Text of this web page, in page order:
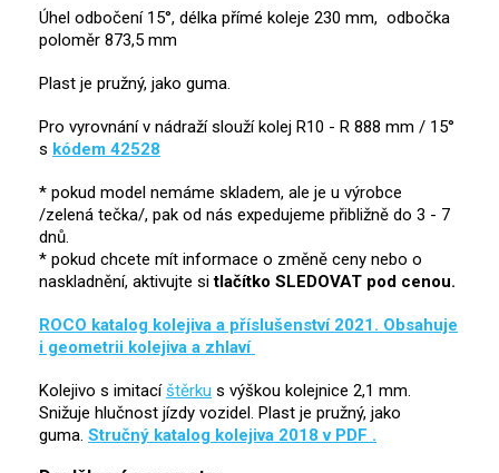
Úhel odbočení 15°, délka přímé koleje 230 mm, odbočka
poloměr 873,5 mm
Plast je pružný, jako guma.
Pro vyrovnání v nádraží slouží kolej R10 - R 888 mm / 15°
s kódem 42528
* pokud model nemáme skladem, ale je u výrobce
/zelená tečka/, pak od nás expedujeme přibližně do 3 - 7
dnů.
* pokud chcete mít informace o změně ceny nebo o
naskladnění, aktivujte sitlačítko SLEDOVAT pod cenou.
ROCO katalog kolejiva a příslušenství 2021. Obsahuje
i geometrii kolejiva a zhlaví
Kolejivo s imitacíštěrku s výškou kolejnice 2,1 mm.
Snižuje hlučnost jízdy vozidel. Plast je pružný, jako
guma. Stručný katalog kolejiva 2018 v PDF .